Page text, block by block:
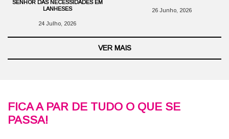
SENHOR DAS NECESSIDADES EM
LANHESES
24 Julho, 2026
26 Junho, 2026
VER MAIS
FICA A PAR DE TUDO O QUE SE
PASSA!